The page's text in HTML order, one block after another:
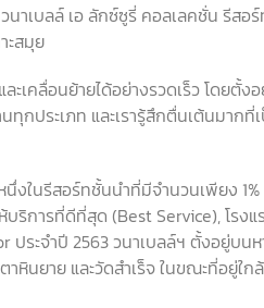
วนาเบลล์ เอ ลักซ์ซูรี่ คอลเลคชั่น รีสอ
ะสมุย
เคลื่อนย้ายได้อย่างรวดเร็ว โดยตั้ง
กประเภท และเรารู้สึกตื่นเต้นมากที่
นึ่งในรีสอร์ทชั้นนำที่มีจำนวนเพียง 1%
บริการที่ดีที่สุด (Best Service),โรง
ประจำปี 2563 วนาเบลล์ฯ ตั้งอยู่บน
าหินยาย และวัดสำเร็จ ในขณะที่อยู่ใก